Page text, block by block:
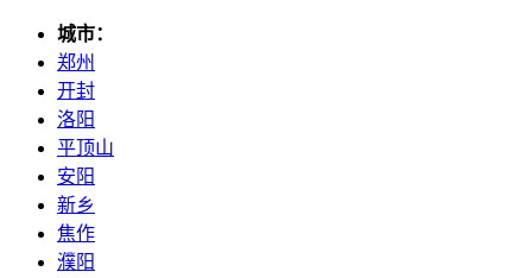
城市：
郑州
开封
洛阳
平顶山
安阳
新乡
焦作
濮阳